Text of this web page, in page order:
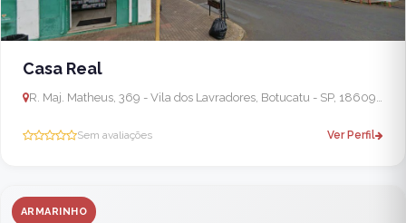
Casa Real
R. Maj. Matheus, 369 - Vila dos Lavradores, Botucatu - SP, 18609-083, Brasil
Sem avaliações Ver Perfil
ARMARINHO